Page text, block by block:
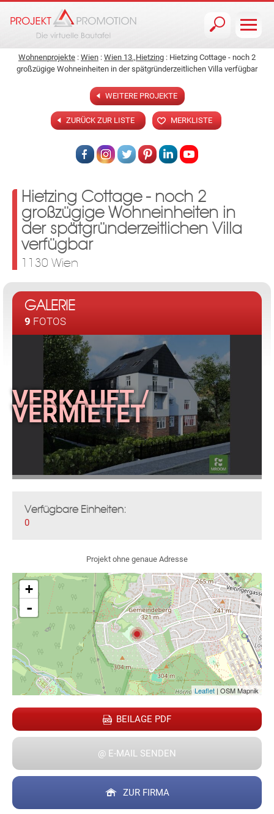
Wohnenprojekte : Wien : Wien 13.,Hietzing : Hietzing Cottage - noch 2
großzügige Wohneinheiten in der spätgründerzeitlichen Villa verfügbar
WEITERE PROJEKTE
ZURÜCK ZUR LISTE MERKLISTE
Fac Inst Twi Pint Link Wh
Hietzing Cottage - noch 2
großzügige Wohneinheiten in
der spätgründerzeitlichen Villa
verfügbar
1130 Wien
GALERIE
9 FOTOS
Verfügbare Einheiten:
0
Projekt ohne genaue Adresse
+
-
Leaflet | OSM Mapnik
BEILAGE PDF
@ E-MAIL SENDEN
ZUR FIRMA